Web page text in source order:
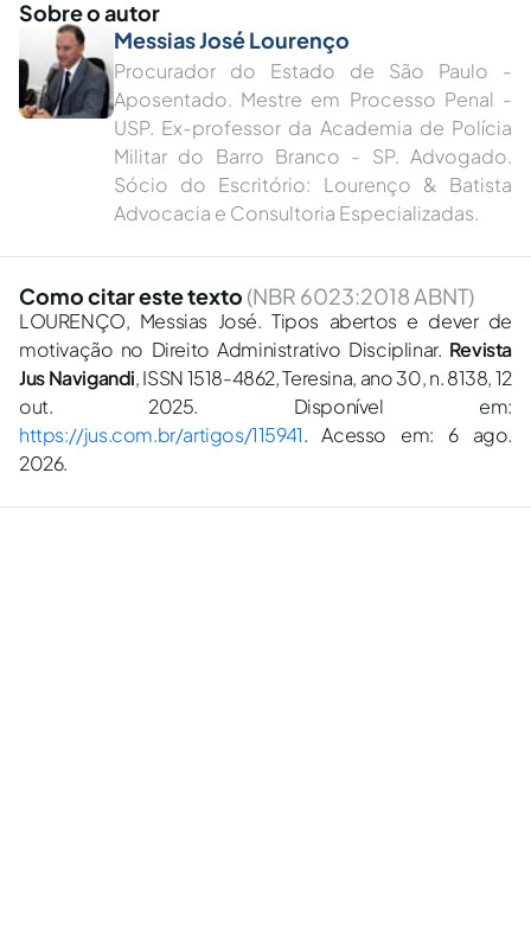
Sobre o autor
Messias José Lourenço
Procurador do Estado de São Paulo -
Aposentado. Mestre em Processo Penal -
USP. Ex-professor da Academia de Polícia
Militar do Barro Branco - SP. Advogado.
Sócio do Escritório: Lourenço & Batista
Advocacia e Consultoria Especializadas.
Como citar este texto (NBR 6023:2018 ABNT)
LOURENÇO, Messias José. Tipos abertos e dever de
motivação no Direito Administrativo Disciplinar. Revista
Jus Navigandi, ISSN 1518-4862, Teresina, ano 30, n. 8138, 12
out. 2025. Disponível em:
https://jus.com.br/artigos/115941. Acesso em: 6 ago.
2026.